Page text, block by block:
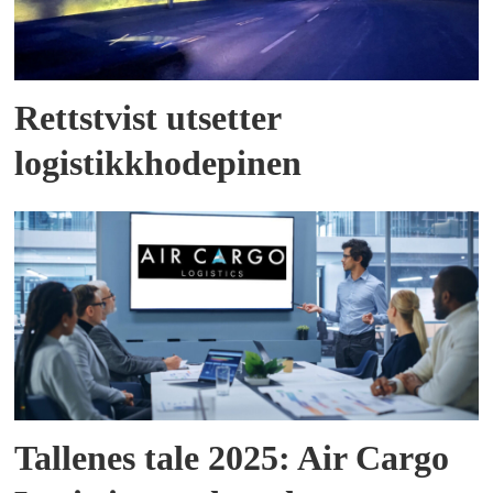
Rettstvist utsetter
logistikkhodepinen
Tallenes tale 2025: Air Cargo